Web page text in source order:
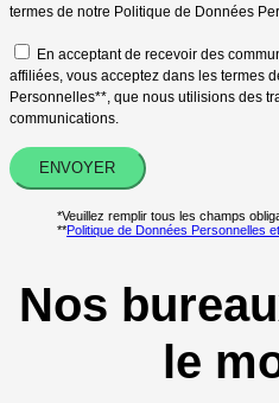
termes de notre Politique de Données
En acceptant de recevoir des
affiliées, vous acceptez dans les termes
Personnelles**, que nous utilisions des
communications.
*Veuillez remplir tous les champs
**Politique de Données Personnelles
Nos
le